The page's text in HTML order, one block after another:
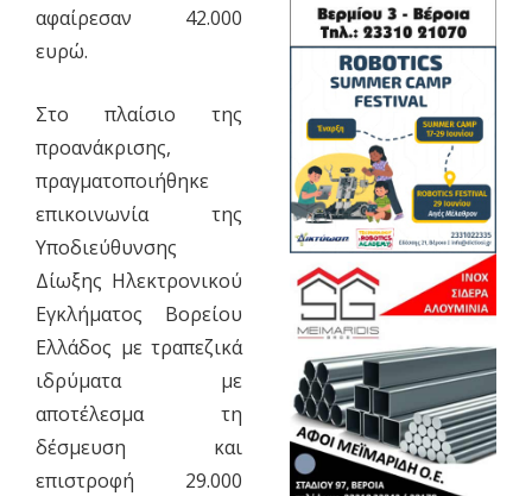
αφαίρεσαν 42.000
ευρώ.
Στο πλαίσιο της
προανάκρισης,
πραγματοποιήθηκε
επικοινωνία της
Υποδιεύθυνσης
Δίωξης Ηλεκτρονικού
Εγκλήματος Βορείου
Ελλάδος με τραπεζικά
ιδρύματα με
αποτέλεσμα τη
δέσμευση και
επιστροφή 29.000